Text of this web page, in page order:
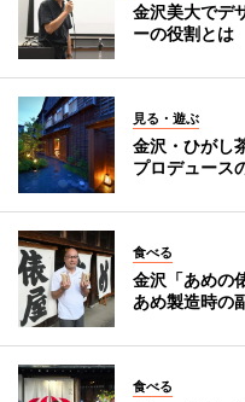
金沢美大でデ
ーの役割とは
見る・遊ぶ
金沢・ひがし
プロデュース
食べる
金沢「あめの
あめ製造時の
食べる